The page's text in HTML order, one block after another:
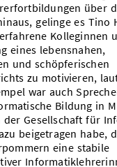
über
gelinge es Tino
Kolleginnen
eines lebensnahen,
und schöpferischen
zu motivieren,
war auch
Bildung in
der Gesellschaft für
beigetragen habe,
eine stabile